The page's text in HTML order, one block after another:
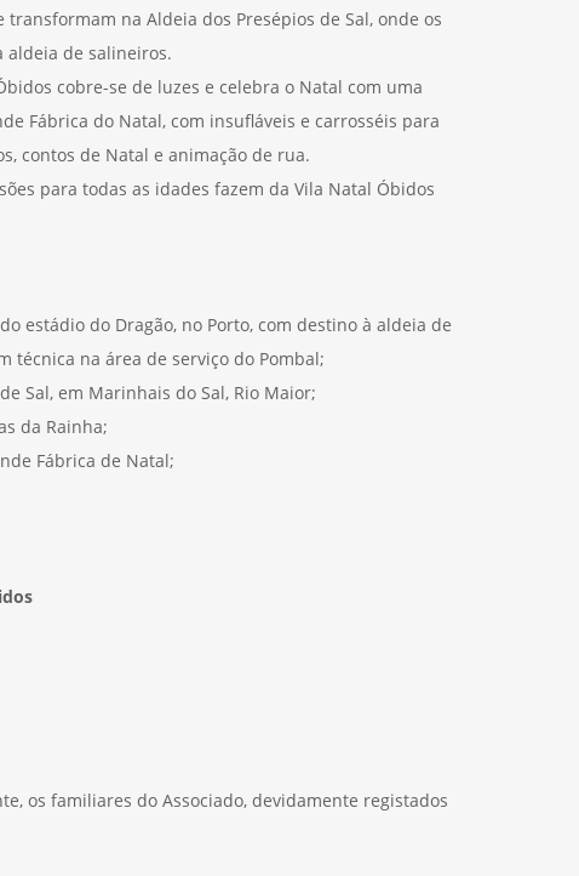
na Aldeia dos Presépios de Sal, onde os
aldeia de salineiros.
cobre-se de luzes e celebra o Natal com uma
Fábrica do Natal, com insufláveis e carrosséis para
contos de Natal e animação de rua.
para todas as idades fazem da Vila Natal Óbidos
estádio do Dragão, no Porto, com destino à aldeia de
técnica na área de serviço do Pombal;
Sal, em Marinhais do Sal, Rio Maior;
da Rainha;
Fábrica de Natal;
os familiares do Associado, devidamente registados